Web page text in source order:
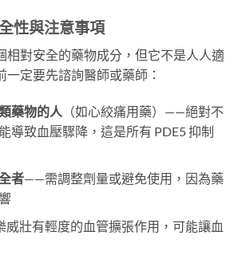
性與注意事項
相對安全的藥物成分，但它不是人人適
一定要先諮詢醫師或藥師：
藥物的人 （如心絞痛用藥）——絕對不
導致血壓驟降，這是所有 PDE5 抑制
者——需調整劑量或避免使用，因為藥
壯有輕度的血管擴張作用，可能讓血